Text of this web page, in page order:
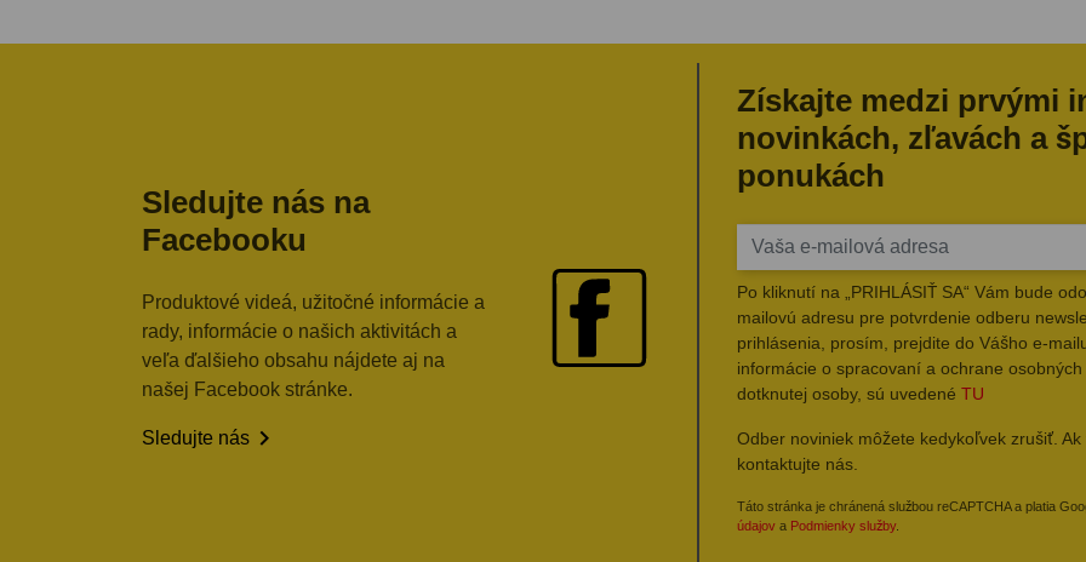
Sledujte nás na
Facebooku
Produktové videá, užitočné informácie a
rady, informácie o našich aktivitách a
veľa ďalšieho obsahu nájdete aj na
našej Facebook stránke.
Sledujte nás 
Získajte medzi prvými
novinkách, zľavách a
ponukách
Po kliknutí na „PRIHLÁSIŤ SA“ Vám bude
mailovú adresu pre potvrdenie odberu
prihlásenia, prosím, prejdite do Vášho e-
informácie o spracovaní a ochrane
dotknutej osoby, sú uvedené TU
Odber noviniek môžete kedykoľvek zrušiť. Ak
kontaktujte nás.
Táto stránka je chránená službou reCAPTCHA a platia
údajov a Podmienky služby.